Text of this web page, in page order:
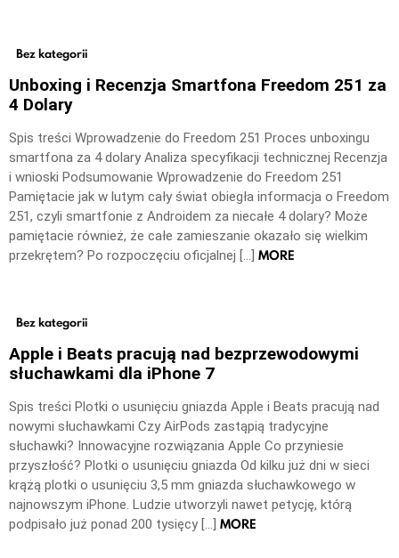
Bez kategorii
Unboxing i Recenzja Smartfona Freedom 251 za
4 Dolary
Spis treści Wprowadzenie do Freedom 251 Proces unboxingu
smartfona za 4 dolary Analiza specyfikacji technicznej Recenzja
i wnioski Podsumowanie Wprowadzenie do Freedom 251
Pamiętacie jak w lutym cały świat obiegła informacja o Freedom
251, czyli smartfonie z Androidem za niecałe 4 dolary? Może
pamiętacie również, że całe zamieszanie okazało się wielkim
przekrętem? Po rozpoczęciu oficjalnej […] MORE
Bez kategorii
Apple i Beats pracują nad bezprzewodowymi
słuchawkami dla iPhone 7
Spis treści Plotki o usunięciu gniazda Apple i Beats pracują nad
nowymi słuchawkami Czy AirPods zastąpią tradycyjne
słuchawki? Innowacyjne rozwiązania Apple Co przyniesie
przyszłość? Plotki o usunięciu gniazda Od kilku już dni w sieci
krążą plotki o usunięciu 3,5 mm gniazda słuchawkowego w
najnowszym iPhone. Ludzie utworzyli nawet petycję, którą
podpisało już ponad 200 tysięcy […] MORE